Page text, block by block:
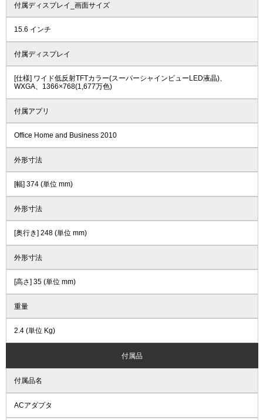
付属ディスプレイ_画面サイズ
15.6 インチ
付属ディスプレイ
[仕様] ワイド低反射TFTカラー(スーパーシャインビューLED液晶)、
WXGA、1366×768(1,677万色)
付属アプリ
Office Home and Business 2010
外形寸法
[幅] 374 (単位 mm)
外形寸法
[奥行き] 248 (単位 mm)
外形寸法
[高さ] 35 (単位 mm)
重量
2.4 (単位 Kg)
付属品
付属品名
ACアダプタ